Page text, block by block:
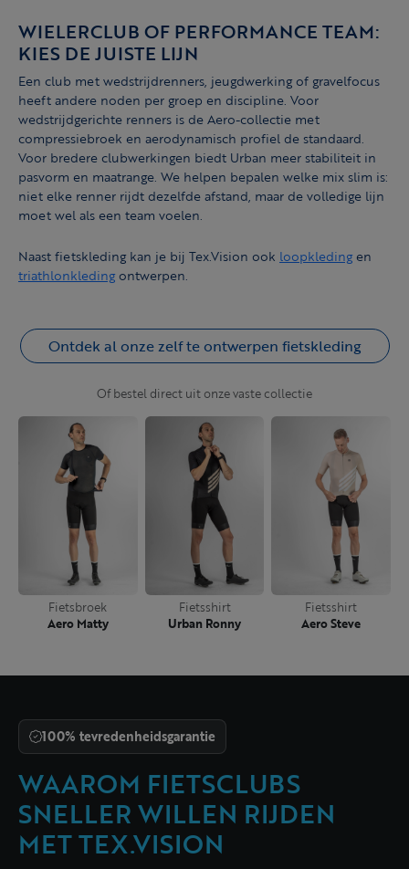
WIELERCLUB OF PERFORMANCE TEAM:
KIES DE JUISTE LIJN
Een club met wedstrijdrenners, jeugdwerking of gravelfocus
heeft andere noden per groep en discipline. Voor
wedstrijdgerichte renners is de Aero-collectie met
compressiebroek en aerodynamisch profiel de standaard.
Voor bredere clubwerkingen biedt Urban meer stabiliteit in
pasvorm en maatrange. We helpen bepalen welke mix slim is:
niet elke renner rijdt dezelfde afstand, maar de volledige lijn
moet wel als een team voelen.
Naast fietskleding kan je bij Tex.Vision ook loopkledingen
triathlonkledingontwerpen.
Ontdek al onze zelf te ontwerpen fietskleding
Of bestel direct uit onze vaste collectie
Fietsbroek
Aero Matty
Fietsshirt
Urban Ronny
Fietsshirt
Aero Steve
100% tevredenheidsgarantie
WAAROM FIETSCLUBS
SNELLER WILLEN RIJDEN
MET TEX.VISION